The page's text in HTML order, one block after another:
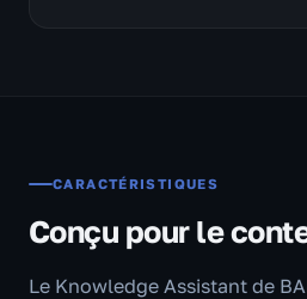
CARACTÉRISTIQUES
Conçu pour le
Le Knowledge Assistant de